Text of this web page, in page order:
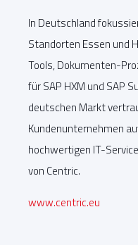
In Deutschland
Standorten Essen und
Tools, Dokumenten-
für SAP HXM und SAP
deutschen Markt
Kundenunternehmen
hochwertigen IT-
von Centric.
www.centric.eu